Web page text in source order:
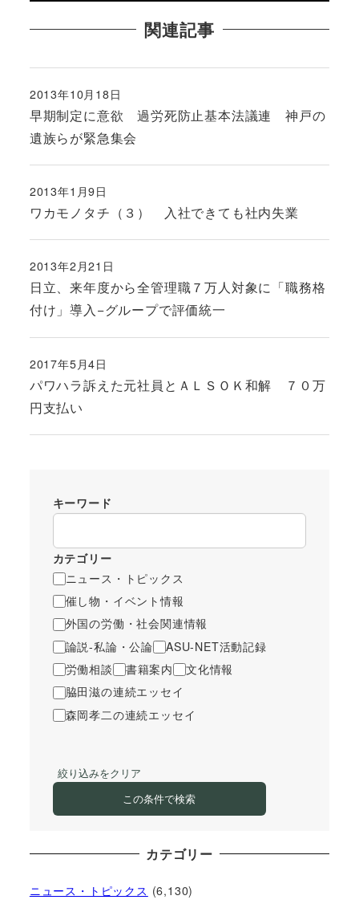
関連記事
早期制定に意欲 過労死防止基本法議連 神戸の
遺族らが緊急集会
投稿日
2013年10月18日
ワカモノタチ（３） 入社できても社内失業
投稿日
2013年1月9日
日立、来年度から全管理職７万人対象に「職務格
付け」導入−グループで評価統一
投稿日
2013年2月21日
パワハラ訴えた元社員とＡＬＳＯＫ和解 ７０万
円支払い
投稿日
2017年5月4日
キーワード
カテゴリー
ニュース・トピックス
催し物・イベント情報
外国の労働・社会関連情報
論説-私論・公論
ASU-NET活動記録
労働相談
書籍案内
文化情報
脇田滋の連続エッセイ
森岡孝二の連続エッセイ
絞り込みをクリア
この条件で検索
カテゴリー
ニュース・トピックス (6,130)